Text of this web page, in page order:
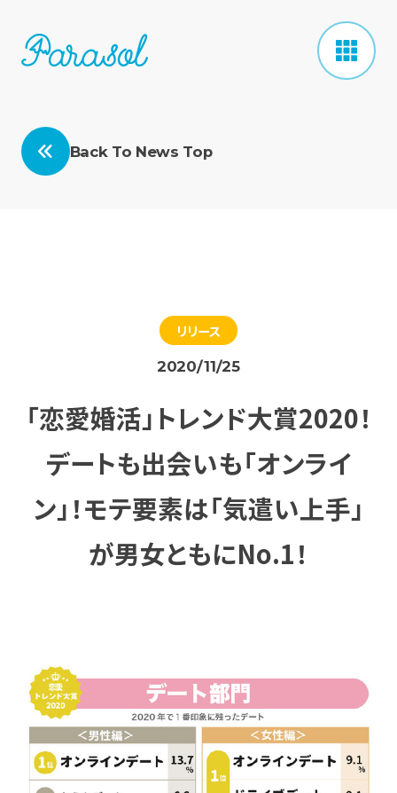
Back To News Top
リリース
2020/11/25
「恋愛婚活」トレンド大賞2020！
デートも出会いも「オンライ
ン」！モテ要素は「気遣い上手」
が男女ともにNo.1！